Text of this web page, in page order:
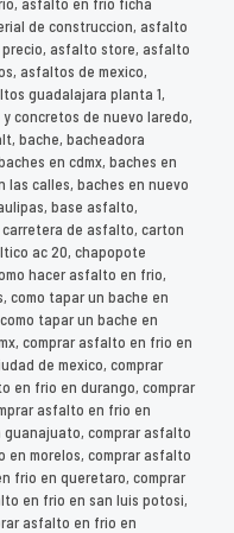
de construccion, asfalto
asfalto store, asfalto
asfaltos de mexico,
guadalajara planta 1,
concretos de nuevo laredo,
bache, bacheadora
en cdmx, baches en
las calles, baches en nuevo
base asfalto,
de asfalto, carton
ac 20, chapopote
hacer asfalto en frio,
como tapar un bache en
tapar un bache en
comprar asfalto en frio en
de mexico, comprar
en frio en durango, comprar
asfalto en frio en
comprar asfalto
en morelos, comprar asfalto
frio en queretaro, comprar
en frio en san luis potosi,
asfalto en frio en